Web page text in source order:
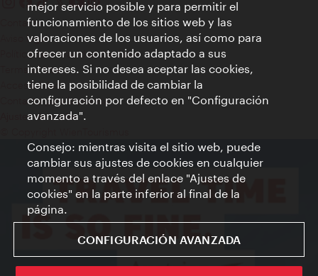
Contacto
Aviso legal
Política de privacidad de datos
Terms of Use
Accesibilidad
Contacto para la prensa
Ajustes de cookie
mejor servicio posible y para permitir el
funcionamiento de los sitios web y las
valoraciones de los usuarios, así como para
ofrecer un contenido adaptado a sus
intereses. Si no desea aceptar las cookies,
tiene la posibilidad de cambiar la
configuración por defecto en "Configuración
avanzada".
Consejo: mientras visita el sitio web, puede
cambiar sus ajustes de cookies en cualquier
momento a través del enlace "Ajustes de
cookies" en la parte inferior al final de la
página.
CONFIGURACIÓN AVANZADA